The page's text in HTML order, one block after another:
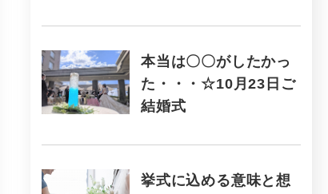
本当は〇〇がしたかっ
た・・・☆10月23日ご
結婚式
挙式に込める意味と想